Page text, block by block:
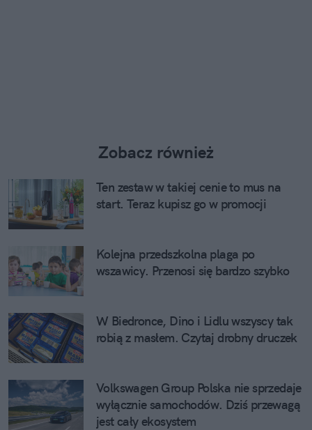
Zobacz również
Ten zestaw w takiej cenie to mus na
start. Teraz kupisz go w promocji
Kolejna przedszkolna plaga po
wszawicy. Przenosi się bardzo szybko
W Biedronce, Dino i Lidlu wszyscy tak
robią z masłem. Czytaj drobny druczek
Volkswagen Group Polska nie sprzedaje
wyłącznie samochodów. Dziś przewagą
jest cały ekosystem